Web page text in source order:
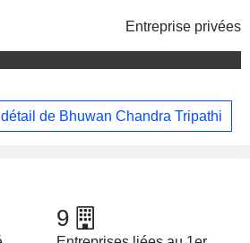
Entreprise privées
de Bhuwan Chandra Tripathi
9